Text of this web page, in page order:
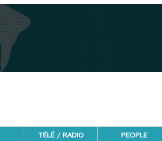
TÉLÉ / RADIO PEOPLE